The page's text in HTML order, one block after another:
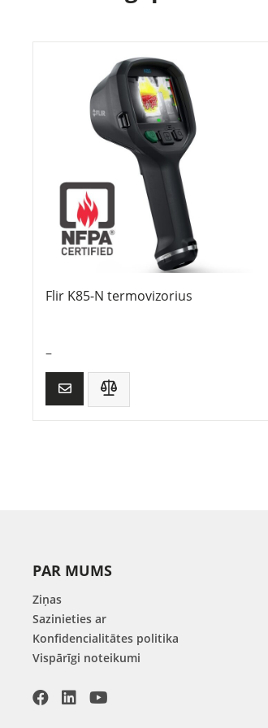
Flir K85-N termovizorius
–
PAR MUMS
Ziņas
Sazinieties ar
Konfidencialitātes politika
Vispārīgi noteikumi